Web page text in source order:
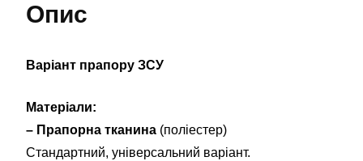
Опис
Варіант прапору ЗСУ
Матеріали:
– Прапорна тканина (поліестер)
Стандартний, універсальний варіант.